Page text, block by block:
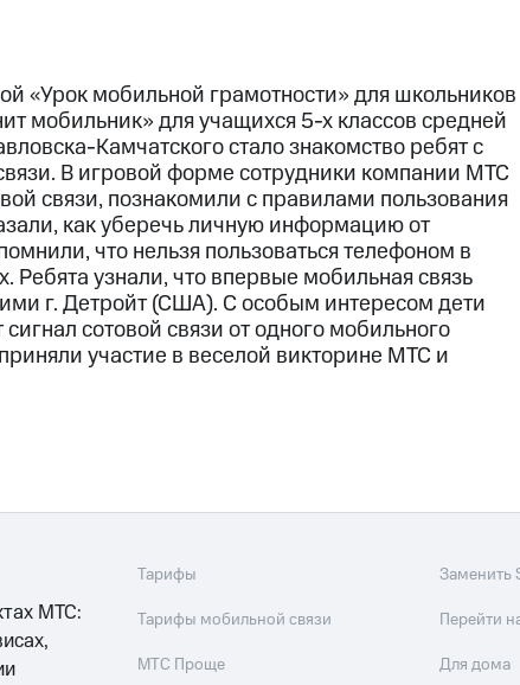
«Урок мобильной грамотности» для школьников
мобильник» для учащихся 5-х классов средней
Камчатского стало знакомство ребят с
В игровой форме сотрудники компании МТС
связи, познакомили с правилами пользования
как уберечь личную информацию от
что нельзя пользоваться телефоном в
Ребята узнали, что впервые мобильная связь
г. Детройт (США). С особым интересом дети
сотовой связи от одного мобильного
участие в веселой викторине МТС и
МТС:
Тарифы
Тарифы мобильной связи
МТС Проще
Заменить
Перейти
Для дома